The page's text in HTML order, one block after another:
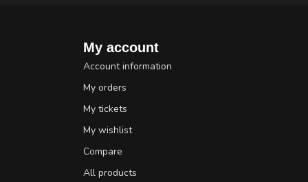
My account
Account information
My orders
My tickets
My wishlist
Compare
All products